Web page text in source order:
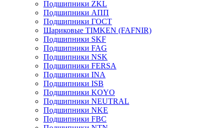
Подшипники ZKL
Подшипники АПП
Подшипники ГОСТ
Шариковые ТІMKEN (FAFNIR)
Подшипники SKF
Подшипники FAG
Подшипники NSK
Подшипники FERSA
Подшипники INA
Подшипники ISB
Подшипники KOYO
Подшипники NEUTRAL
Подшипники NKE
Подшипники FBC